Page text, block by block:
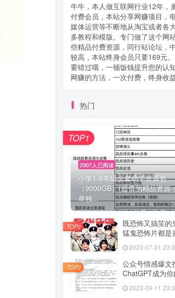
牛牛，本人做互联网行业12年，
付费会员，本站分享网赚项目，
媒体运营等不断地从淘宝或者各
多教程和模版。专门做了这个网
些精品付费资源，同行站论坛，
较高，本站终身会员只要169元
要错过哦，一顿饭钱提升您的认
网赚的方法，一次付费，终身收益
热门
2307人已阅读
小学1-6年级全套助学资源包
（9000GB）(超值的精品资源
单独...
TOP1
既恐怖又搞笑的
猛鬼恐怖片都是
2023-07-31
TOP2
公众号情感爆文
ChatGPT成为
好帮手！
2023-09-11
TOP3